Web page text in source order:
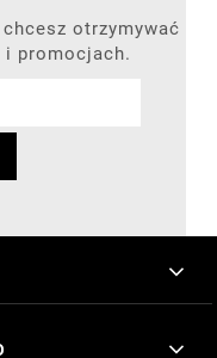
otrzymywać
promocjach.